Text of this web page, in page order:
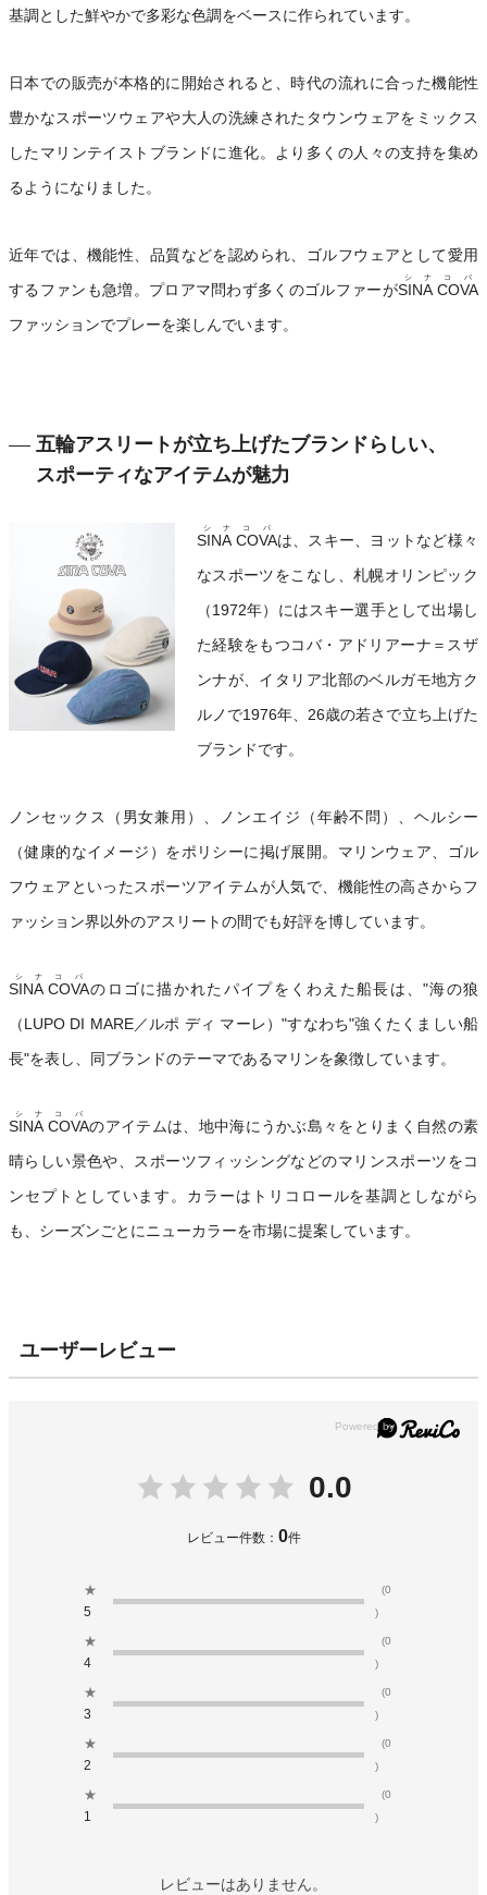
基調とした鮮やかで多彩な色調をベースに作られています。
日本での販売が本格的に開始されると、時代の流れに合った機能性
豊かなスポーツウェアや大人の洗練されたタウンウェアをミックス
したマリンテイストブランドに進化。より多くの人々の支持を集め
るようになりました。
近年では、機能性、品質などを認められ、ゴルフウェアとして愛用
するファンも急増。プロアマ問わず多くのゴルファーがSINA COVA
シナコバ
ファッションでプレーを楽しんでいます。
五輪アスリートが立ち上げたブランドらしい、
スポーティなアイテムが魅力
SINA COVA
シナコバ
は、スキー、ヨットなど様々
なスポーツをこなし、札幌オリンピック
（1972年）にはスキー選手として出場し
た経験をもつコバ・アドリアーナ＝スザ
ンナが、イタリア北部のベルガモ地方ク
ルノで1976年、26歳の若さで立ち上げた
ブランドです。
ノンセックス（男女兼用）、ノンエイジ（年齢不問）、ヘルシー
（健康的なイメージ）をポリシーに掲げ展開。マリンウェア、ゴル
フウェアといったスポーツアイテムが人気で、機能性の高さからフ
ァッション界以外のアスリートの間でも好評を博しています。
SINA COVA
シナコバ
のロゴに描かれたパイプをくわえた船長は、"海の狼
（LUPO DI MARE／ルポ ディ マーレ）"すなわち"強くたくましい船
長"を表し、同ブランドのテーマであるマリンを象徴しています。
SINA COVA
シナコバ
のアイテムは、地中海にうかぶ島々をとりまく自然の素
晴らしい景色や、スポーツフィッシングなどのマリンスポーツをコ
ンセプトとしています。カラーはトリコロールを基調としながら
も、シーズンごとにニューカラーを市場に提案しています。
ユーザーレビュー
0.0
レビュー件数： 0件
★
5
(0
)
★
4
(0
)
★
3
(0
)
★
2
(0
)
★
1
(0
)
レビューはありません。